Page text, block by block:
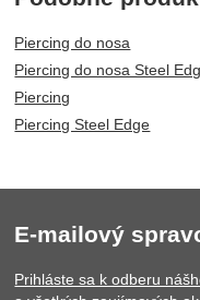
Piercing do nosa
Piercing do nosa Steel
Piercing
Piercing Steel Edge
E-mailový
Prihláste sa k odberu